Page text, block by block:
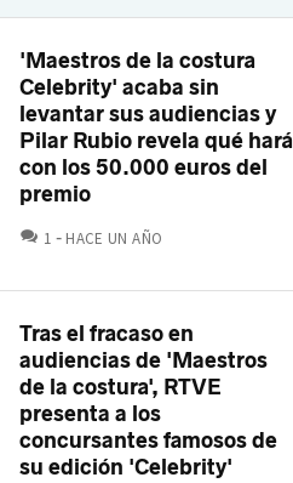
'Maestros de la costura
Celebrity' acaba sin
levantar sus audiencias y
Pilar Rubio revela qué hará
con los 50.000 euros del
premio
1 COMENTARIOS
HACE UN AÑO
Tras el fracaso en
audiencias de 'Maestros
de la costura', RTVE
presenta a los
concursantes famosos de
su edición 'Celebrity'